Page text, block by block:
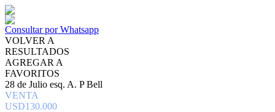
Consultar por Whatsapp
VOLVER A
RESULTADOS
AGREGAR A
FAVORITOS
28 de Julio esq. A. P Bell
VENTA
USD130.000